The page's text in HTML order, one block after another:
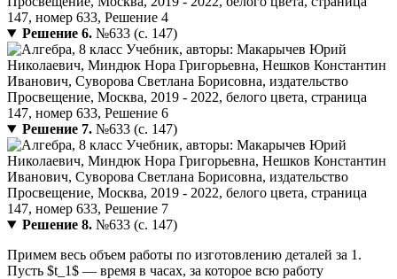
Решение 6.№633 (с. 147)
Решение 7.№633 (с. 147)
Решение 8.№633 (с. 147)
Примем весь объем работы по изготовлению деталей за 1.
Пусть $t_1$ — время в часах, за которое всю работу